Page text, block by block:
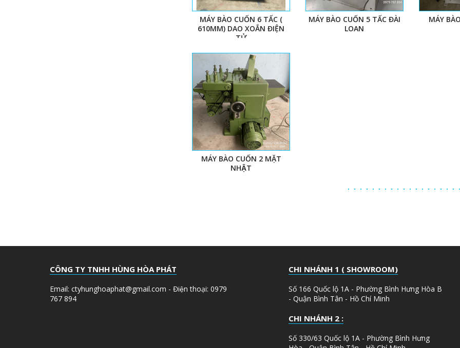
MÁY BÀO CUỐN 6 TẤC (
610MM) DAO XOẮN ĐIỆN
TỬ
MÁY BÀO CUỐN 5 TẤC ĐÀI
LOAN
MÁY
MÁY BÀO CUỐN 2 MẶT
NHẬT
CÔNG TY TNHH HÙNG HÒA PHÁT
Email: ctyhunghoaphat@gmail.com - Điện thoại: 0979
767 894
CHI NHÁNH 1 ( SHOWROOM)
Số 166 Quốc lộ 1A - Phường Bình Hưng Hòa B
- Quận Bình Tân - Hồ Chí Minh
CHI NHÁNH 2 :
Số 330/63 Quốc lộ 1A - Phường Bình Hưng